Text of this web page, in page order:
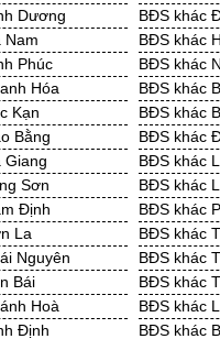
Thơ
Cần Thuê
Liêu
Cần Thuê
Phước
Cần Thuê
Tháp
Cần Thuê
Giang
Cần Thuê
Trăng
Cần Thuê
Giang
Cần Thuê
Long
Cần Thuê
Yên
Cần Thuê
Dương
BĐS khác
Nam
BĐS khác
Phúc
BĐS khác
Hóa
BĐS khác
Kạn
BĐS khác
Bằng
BĐS khác
Giang
BĐS khác
Sơn
BĐS khác
Định
BĐS khác
La
BĐS khác
Nguyên
BĐS khác
Bái
BĐS khác
Hoà
BĐS khác
Định
BĐS khác